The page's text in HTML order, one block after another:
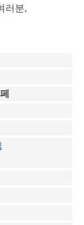
러분,